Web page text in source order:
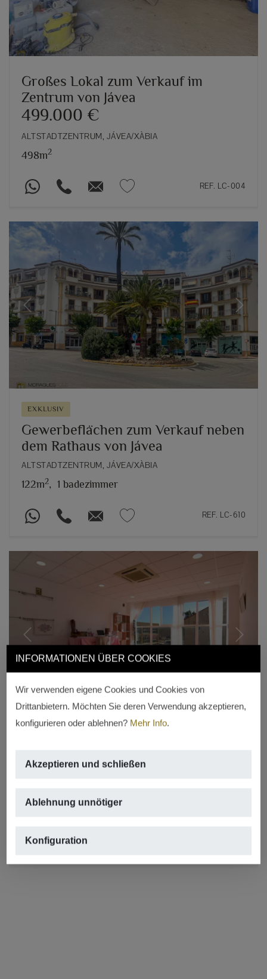
INFORMATIONEN ÜBER COOKIES
Wir verwenden eigene Cookies und Cookies von
Drittanbietern. Möchten Sie deren Verwendung akzeptieren,
konfigurieren oder ablehnen? Mehr Info.
Akzeptieren und schließen
Ablehnung unnötiger
Konfiguration
Großes Lokal zum Verkauf im
Zentrum von Jávea
499.000 €
ALTSTADTZENTRUM, JÁVEA/XÀBIA
498m2
REF. LC-004
Previous Next
EXKLUSIV
Gewerbeflächen zum Verkauf neben
dem Rathaus von Jávea
ALTSTADTZENTRUM, JÁVEA/XÀBIA
122m2, 1 badezimmer
REF. LC-610
Previous Next
Verkaufsfläche im Einkaufszentrum
Javea zu verkaufen